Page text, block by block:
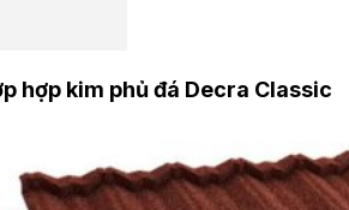
hợp kim phủ đá Decra Classic